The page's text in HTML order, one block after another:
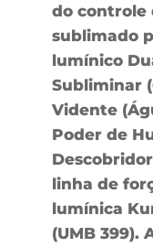
do controle
sublimado
lumínico
Subliminar
Vidente
Poder de
linha de
lumínica
(UMB 399).